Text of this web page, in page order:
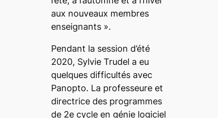
aux nouveaux membres
enseignants ».
Pendant la session d’été
2020, Sylvie Trudel a eu
quelques difficultés avec
Panopto. La professeure et
directrice des programmes
de 2e cycle en génie logiciel